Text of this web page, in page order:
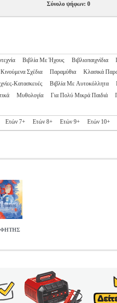
Σύνολο ψήφων: 0
Βιβλία Με Ήχους Βιβλιοπαιχνίδια
Σχέδια Παραμύθια Κλασικά
Κατασκευές Βιβλία Με Αυτοκόλλητα
Μυθολογία Για Πολύ Μικρά Παιδιά
Ετών 7+ Ετών 8+ Ετών 9+ Ετών 10+
Έκδοσης: Απρίλιος 2021
τον νου ότι μπορείτε να ορίσετε
έργο του σπουδαίου
ελευθερία με θεία λόγια που